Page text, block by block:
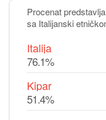
Procenat
sa Italijanski
Italija
76.1%
Kipar
51.4%